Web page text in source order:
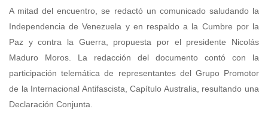
A mitad del encuentro, se redactó un comunicado saludando la
Independencia de Venezuela y en respaldo a la Cumbre por la
Paz y contra la Guerra, propuesta por el presidente Nicolás
Maduro Moros. La redacción del documento contó con la
participación telemática de representantes del Grupo Promotor
de la Internacional Antifascista, Capítulo Australia, resultando una
Declaración Conjunta.